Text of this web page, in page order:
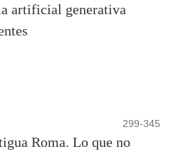
artificial generativa
299-345
Roma. Lo que no